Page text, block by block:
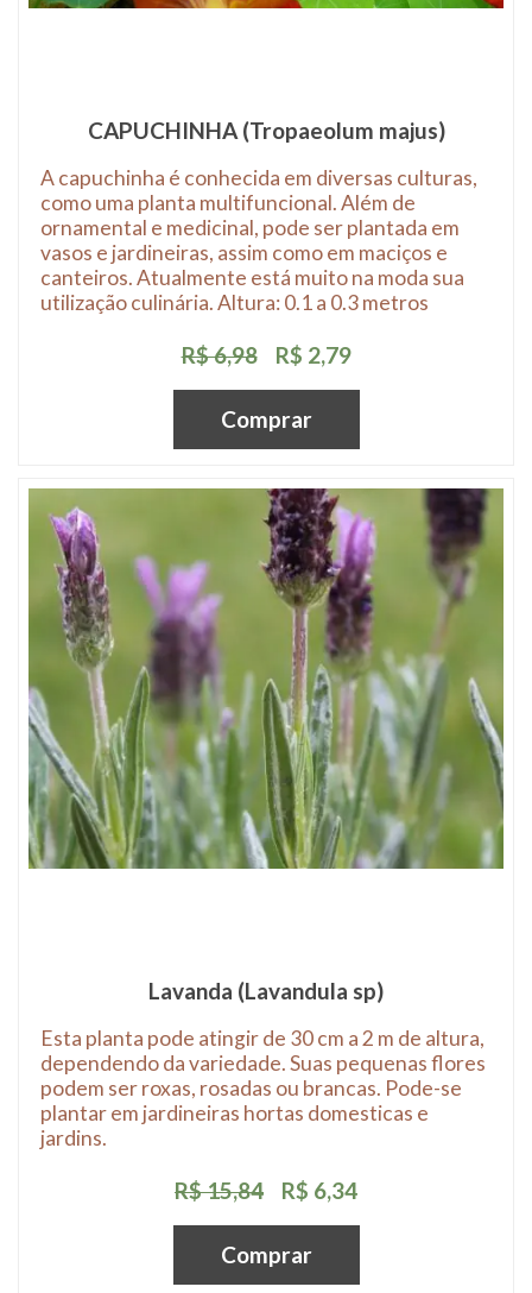
CAPUCHINHA (Tropaeolum majus)
A capuchinha é conhecida em diversas culturas,
como uma planta multifuncional. Além de
ornamental e medicinal, pode ser plantada em
vasos e jardineiras, assim como em maciços e
canteiros. Atualmente está muito na moda sua
utilização culinária. Altura: 0.1 a 0.3 metros
R$ 6,98 R$ 2,79
Comprar
Lavanda (Lavandula sp)
Esta planta pode atingir de 30 cm a 2 m de altura,
dependendo da variedade. Suas pequenas flores
podem ser roxas, rosadas ou brancas. Pode-se
plantar em jardineiras hortas domesticas e
jardins.
R$ 15,84 R$ 6,34
Comprar